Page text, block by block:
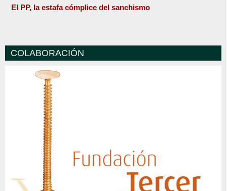
El PP, la estafa cómplice del sanchismo
COLABORACIÓN